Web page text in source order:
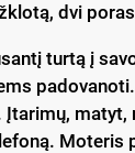
dvi
turtą į
Moteris